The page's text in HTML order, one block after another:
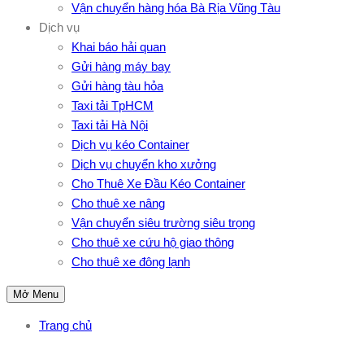
Vận chuyển hàng hóa Bà Rịa Vũng Tàu
Dịch vụ
Khai báo hải quan
Gửi hàng máy bay
Gửi hàng tàu hỏa
Taxi tải TpHCM
Taxi tải Hà Nội
Dịch vụ kéo Container
Dịch vụ chuyển kho xưởng
Cho Thuê Xe Đầu Kéo Container
Cho thuê xe nâng
Vận chuyển siêu trường siêu trọng
Cho thuê xe cứu hộ giao thông
Cho thuê xe đông lạnh
Mở Menu
Trang chủ